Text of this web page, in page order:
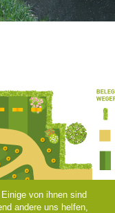
von ihnen sind
andere uns helfen,